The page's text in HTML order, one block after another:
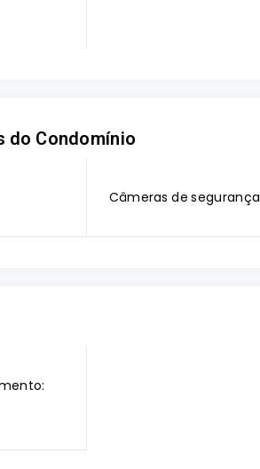
do Condomínio
Câmeras de segurança